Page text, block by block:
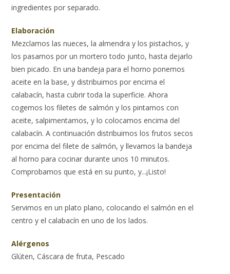
ingredientes por separado.
Elaboración
Mezclamos las nueces, la almendra y los pistachos, y
los pasamos por un mortero todo junto, hasta dejarlo
bien picado. En una bandeja para el horno ponemos
aceite en la base, y distribuimos por encima el
calabacín, hasta cubrir toda la superficie. Ahora
cogemos los filetes de salmón y los pintamos con
aceite, salpimentamos, y lo colocamos encima del
calabacín. A continuación distribuimos los frutos secos
por encima del filete de salmón, y llevamos la bandeja
al horno para cocinar durante unos 10 minutos.
Comprobamos que está en su punto, y...¡Listo!
Presentación
Servimos en un plato plano, colocando el salmón en el
centro y el calabacín en uno de los lados.
Alérgenos
Glúten, Cáscara de fruta, Pescado